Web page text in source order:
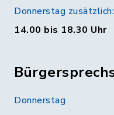
Donnerstag zusätzlich:
14.00 bis 18.30 Uhr
Donnerstag